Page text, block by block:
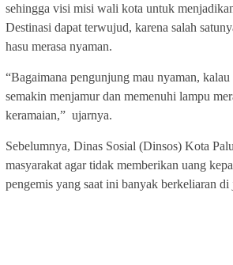
sehingga visi misi wali kota untuk
Destinasi dapat terwujud, karena salah
hasu merasa nyaman.
“Bagaimana pengunjung mau nyaman, kalau
semakin menjamur dan memenuhi lampu
keramaian,” ujarnya.
Sebelumnya, Dinas Sosial (Dinsos) Kota
masyarakat agar tidak memberikan uang
pengemis yang saat ini banyak berkeliaran